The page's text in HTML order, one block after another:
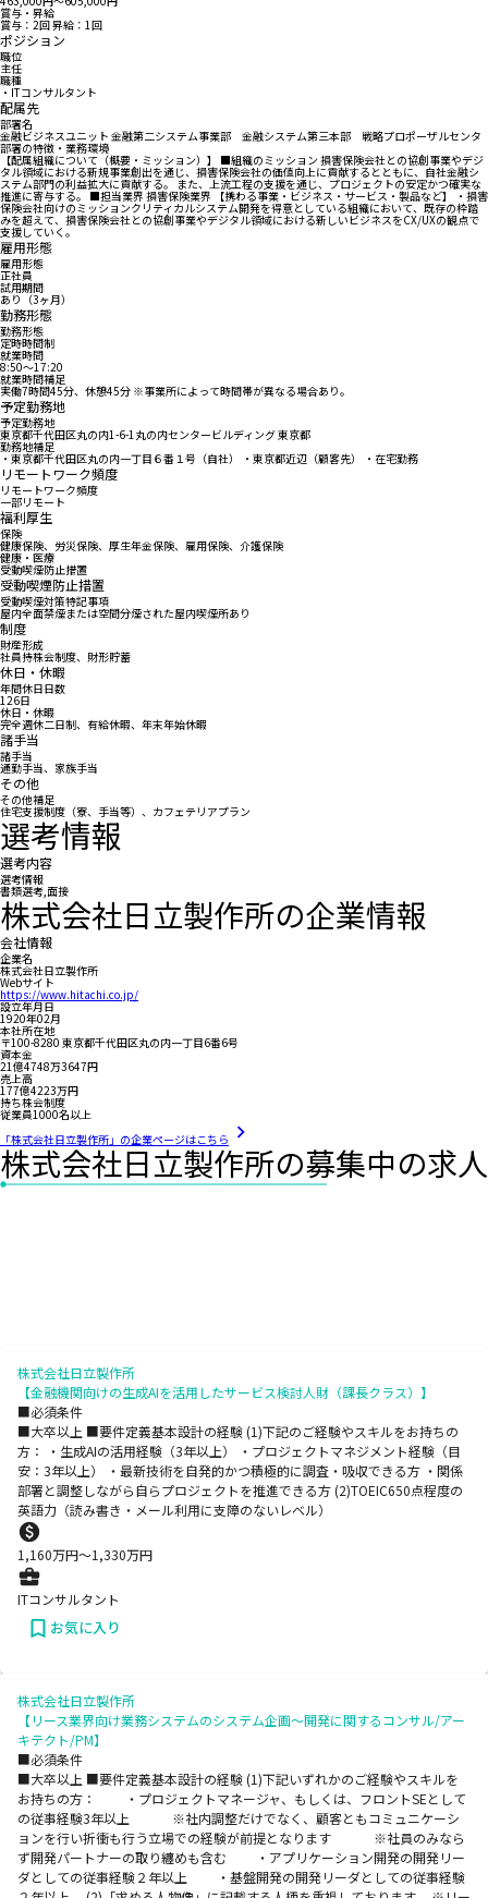
賞与・昇給
賞与：2回 昇給：1回
ポジション
職位
主任
職種
・ITコンサルタント
配属先
部署名
金融ビジネスユニット 金融第二システム事業部 金融システム第三本部 戦略プロポーザルセンタ
部署の特徴・業務環境
【配属組織について（概要・ミッション）】 ■組織のミッション 損害保険会社との協創事業やデジ
タル領域における新規事業創出を通じ、損害保険会社の価値向上に貢献するとともに、自社金融シ
ステム部門の利益拡大に貢献する。 また、上流工程の支援を通じ、プロジェクトの安定かつ確実な
推進に寄与する。 ■担当業界 損害保険業界 【携わる事業・ビジネス・サービス・製品など】 ・損害
保険会社向けのミッションクリティカルシステム開発を得意としている組織において、既存の枠踏
みを超えて、損害保険会社との協創事業やデジタル領域における新しいビジネスをCX/UXの観点で
支援していく。
雇用形態
雇用形態
正社員
試用期間
あり（3ヶ月）
勤務形態
勤務形態
定時時間制
就業時間
8:50〜17:20
就業時間補足
実働7時間45分、休憩45分 ※事業所によって時間帯が異なる場合あり。
予定勤務地
予定勤務地
東京都千代田区丸の内1-6-1丸の内センタービルディング 東京都
勤務地補足
・東京都千代田区丸の内一丁目６番１号（自社） ・東京都近辺（顧客先） ・在宅勤務
リモートワーク頻度
リモートワーク頻度
一部リモート
福利厚生
保険
健康保険、労災保険、厚生年金保険、雇用保険、介護保険
健康・医療
受動喫煙防止措置
受動喫煙防止措置
受動喫煙対策特記事項
屋内全面禁煙または空間分煙された屋内喫煙所あり
制度
財産形成
社員持株会制度、財形貯蓄
休日・休暇
年間休日日数
126日
休日・休暇
完全週休二日制、有給休暇、年末年始休暇
諸手当
諸手当
通勤手当、家族手当
その他
その他補足
住宅支援制度（寮、手当等）、カフェテリアプラン
選考情報
選考内容
選考情報
書類選考,面接
株式会社日立製作所の企業情報
会社情報
企業名
株式会社日立製作所
Webサイト
https://www.hitachi.co.jp/
設立年月日
1920年02月
本社所在地
〒100-8280 東京都千代田区丸の内一丁目6番6号
資本金
21億4748万3647円
売上高
177億4223万円
持ち株会制度
従業員1000名以上
「株式会社日立製作所」の企業ページはこちら
株式会社日立製作所の募集中の求人
株式会社日立製作所
【金融機関向けの生成AIを活用したサービス検討人財（課長クラス）】
■必須条件
■大卒以上 ■要件定義基本設計の経験 (1)下記のご経験やスキルをお持ちの
方： ・生成AIの活用経験（3年以上） ・プロジェクトマネジメント経験（目
安：3年以上） ・最新技術を自発的かつ積極的に調査・吸収できる方 ・関係
部署と調整しながら自らプロジェクトを推進できる方 (2)TOEIC650点程度の
英語力（読み書き・メール利用に支障のないレベル）
1,160万円〜1,330万円
ITコンサルタント
お気に入り
株式会社日立製作所
【リース業界向け業務システムのシステム企画～開発に関するコンサル/アー
キテクト/PM】
■必須条件
■大卒以上 ■要件定義基本設計の経験 (1)下記いずれかのご経験やスキルを
お持ちの方： ・プロジェクトマネージャ、もしくは、フロントSEとして
の従事経験3年以上 ※社内調整だけでなく、顧客ともコミュニケーシ
ョンを行い折衝も行う立場での経験が前提となります ※社員のみなら
ず開発パートナーの取り纏めも含む ・アプリケーション開発の開発リー
ダとしての従事経験２年以上 ・基盤開発の開発リーダとしての従事経験